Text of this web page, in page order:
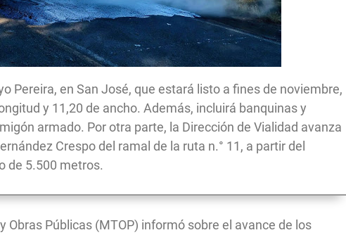
Pereira, en San José, que estará listo a fines de noviembre,
y 11,20 de ancho. Además, incluirá banquinas y
armado. Por otra parte, la Dirección de Vialidad avanza
Crespo del ramal de la ruta n.° 11, a partir del
de 5.500 metros.
Obras Públicas (MTOP) informó sobre el avance de los